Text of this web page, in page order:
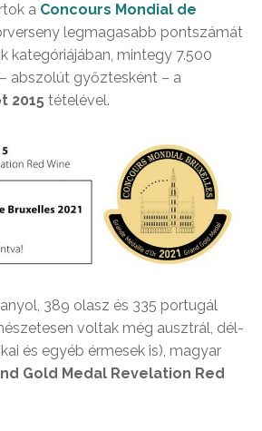
a Concours Mondial de
legmagasabb pontszámát
kategóriájában, mintegy 7.500
abszolút győztesként – a
2015 tételével.
389 olasz és 335 portugál
voltak még ausztrál, dél-
és egyéb érmesek is), magyar
Gold Medal Revelation Red